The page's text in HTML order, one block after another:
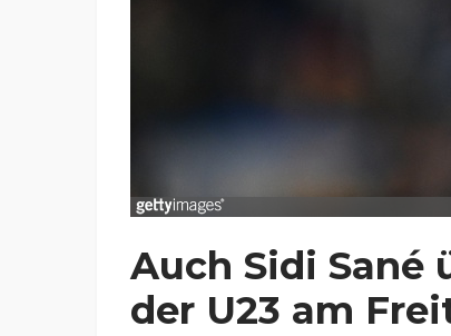
Auch Sidi Sané
der U23 am